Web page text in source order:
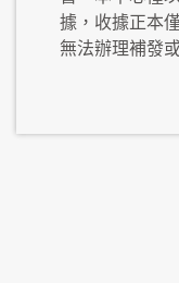
據，收據正本
無法辦理補發